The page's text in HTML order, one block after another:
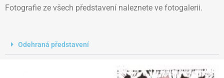
Fotografie ze všech představení naleznete ve fotogalerii.
Odehraná představení